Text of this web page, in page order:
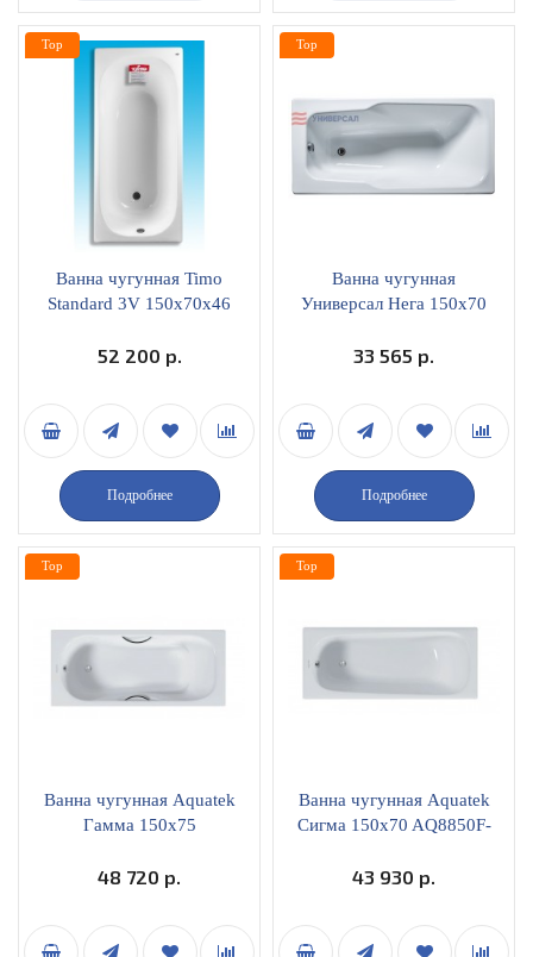
Ванна чугунная Timo
Standard 3V 150x70х46
52 200 р.
Подробнее
Top
Ванна чугунная
Универсал Нега 150х70
33 565 р.
Подробнее
Top
Ванна чугунная Aquatek
Гамма 150x75
48 720 р.
Top
Ванна чугунная Aquatek
Сигма 150x70 AQ8850F-
43 930 р.
Top